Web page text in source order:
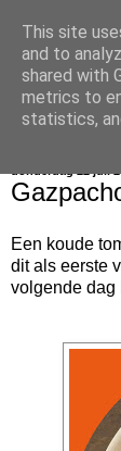
bijna
Een koude
dit als eerste
volgende dag
This site
and to
shared with
metrics to
statistics,